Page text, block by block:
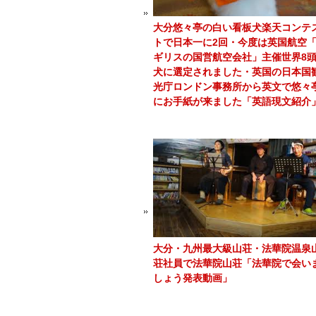
大分悠々亭の白い看板犬楽天コンテ
トで日本一に2回・今度は英国航空
ギリスの国営航空会社」主催世界8
犬に選定されました・英国の日本国
光庁ロンドン事務所から英文で悠々
にお手紙が来ました「英語現文紹介
大分・九州最大級山荘・法華院温泉
荘社員で法華院山荘「法華院で会い
しょう発表動画」